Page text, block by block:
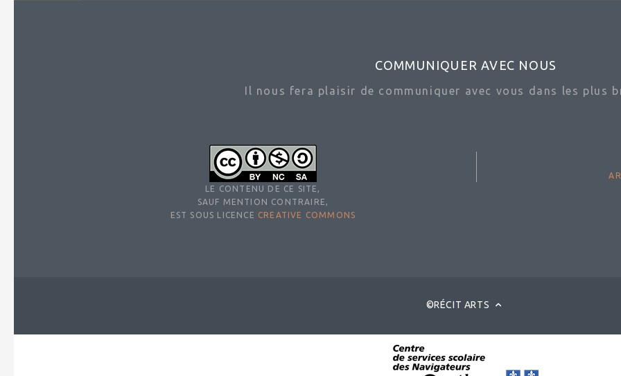
COMMUNIQUER AVEC NOUS
Il nous fera plaisir de communiquer avec vous dans les plus
LE CONTENU DE CE SITE,
SAUF MENTION CONTRAIRE,
EST SOUS LICENCE CREATIVE COMMONS
©RÉCIT ARTS